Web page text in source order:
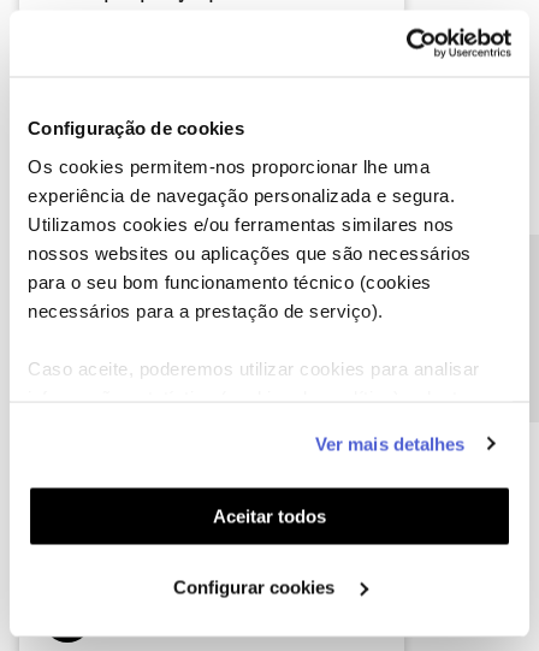
Configuração de cookies
Os cookies permitem-nos proporcionar lhe uma
experiência de navegação personalizada e segura.
Utilizamos cookies e/ou ferramentas similares nos
nossos websites ou aplicações que são necessários
para o seu bom funcionamento técnico (cookies
necessários para a prestação de serviço).
Caso aceite, poderemos utilizar cookies para analisar
funcionalidades (cookies de personalização e
funcionalidade) e adaptar anúncios aos seus interesses
(cookies de publicidade personalizada). Pode gerir a
utilização dos cookies clicando em "Configurar
Ver mais detalhes
Aceitar todos
Configurar cookies
Descubra as novidades de junho
Hall of Fame de junho